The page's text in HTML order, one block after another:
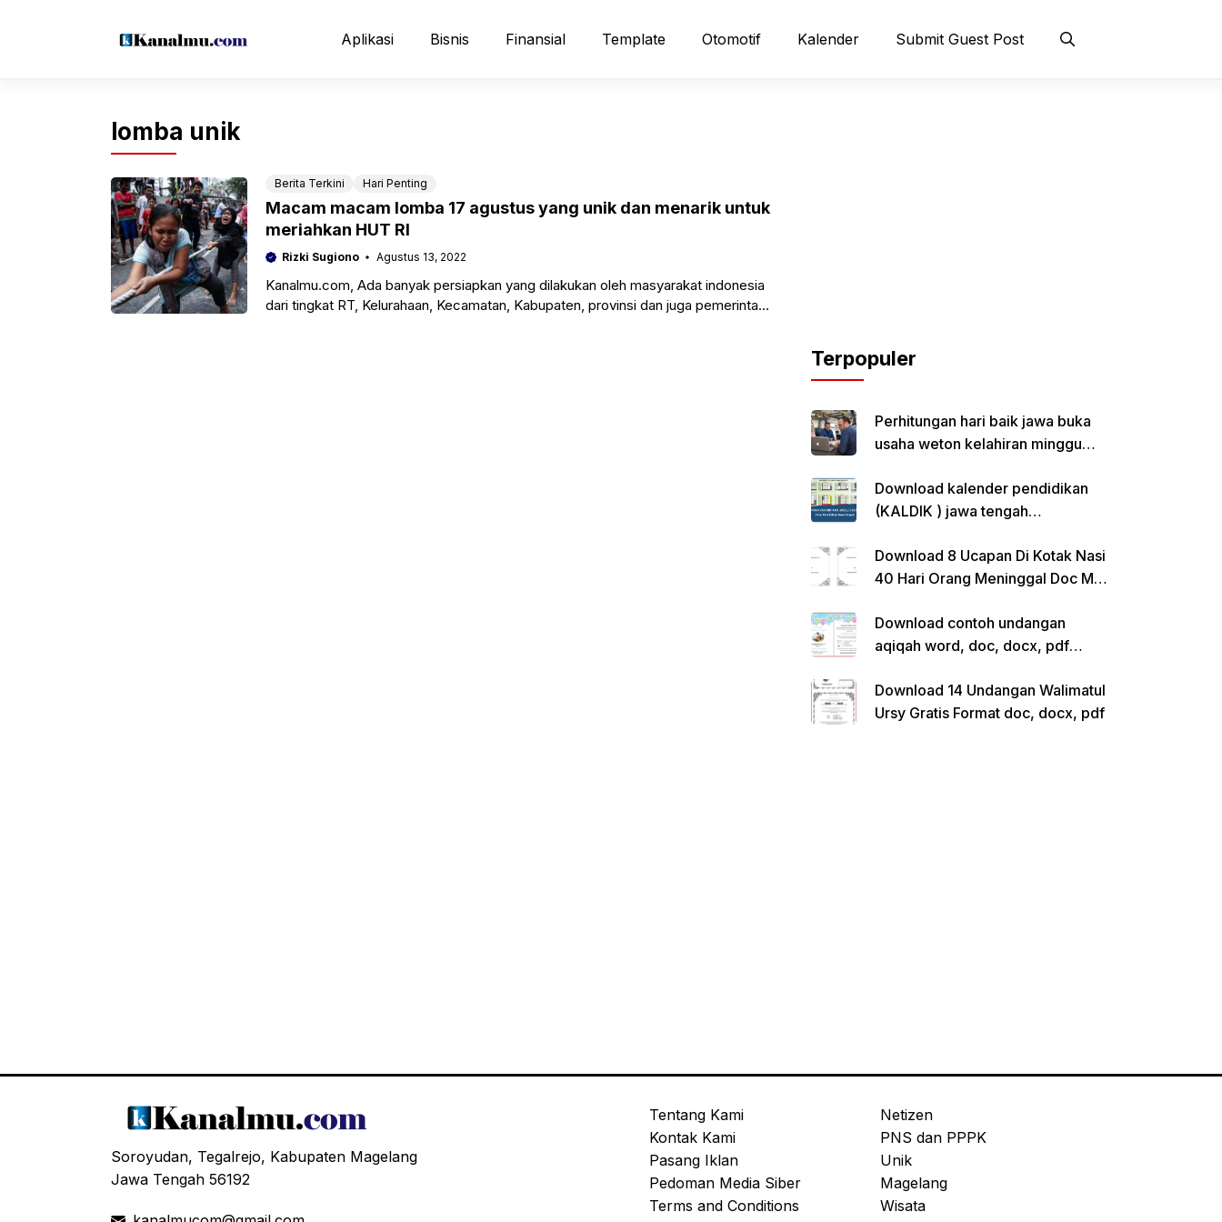
Aplikasi Bisnis Finansial Template Otomotif Kalender Submit Guest Post
lomba unik
Berita Terkini Hari Penting
Macam macam lomba 17 agustus yang unik dan menarik untuk
meriahkan HUT RI
Rizki Sugiono Agustus 13, 2022
Kanalmu.com, Ada banyak persiapkan yang dilakukan oleh masyarakat indonesia
dari tingkat RT, Kelurahaan, Kecamatan, Kabupaten, provinsi dan juga pemerintah
Terpopuler
Perhitungan hari baik jawa buka
usaha weton kelahiran minggu
Download kalender pendidikan
(KALDIK ) jawa tengah
Download 8 Ucapan Di Kotak Nasi
40 Hari Orang Meninggal Doc Ms.
Download contoh undangan
aqiqah word, doc, docx, pdf
Download 14 Undangan Walimatul
Ursy Gratis Format doc, docx, pdf
Soroyudan, Tegalrejo, Kabupaten Magelang
Jawa Tengah 56192
Tentang Kami
Kontak Kami
Pasang Iklan
Pedoman Media Siber
Terms and Conditions
Netizen
PNS dan PPPK
Unik
Magelang
Wisata